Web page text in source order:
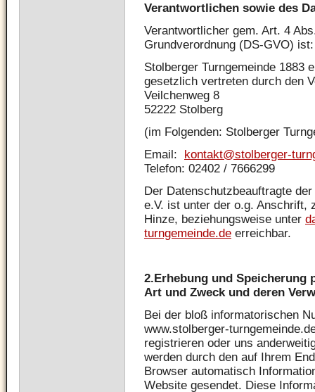
Verantwortlichen sowie des
Verantwortlicher gem. Art. 4
Grundverordnung (DS-GVO) ist:
Stolberger Turngemeinde 1883
gesetzlich vertreten durch den
Veilchenweg 8
52222 Stolberg
(im Folgenden: Stolberger
Email: kontakt@stolberger-
Telefon: 02402 / 7666299
Der Datenschutzbeauftragte
e.V. ist unter der o.g. Anschrift,
Hinze, beziehungsweise unter
turngemeinde.de erreichbar.
2.Erhebung und Speicherung
Art und Zweck und deren
Bei der bloß informatorischen
www.stolberger-
registrieren oder uns
werden durch den auf Ihrem
Browser automatisch
Website gesendet. Diese